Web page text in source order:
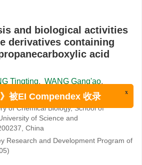
and biological activities
derivatives containing
acid
Tingting, WANG Gang'ao,
of Chemical Biology, School of
of Science and
China
Research and Development Program of
被EI Compendex 收录